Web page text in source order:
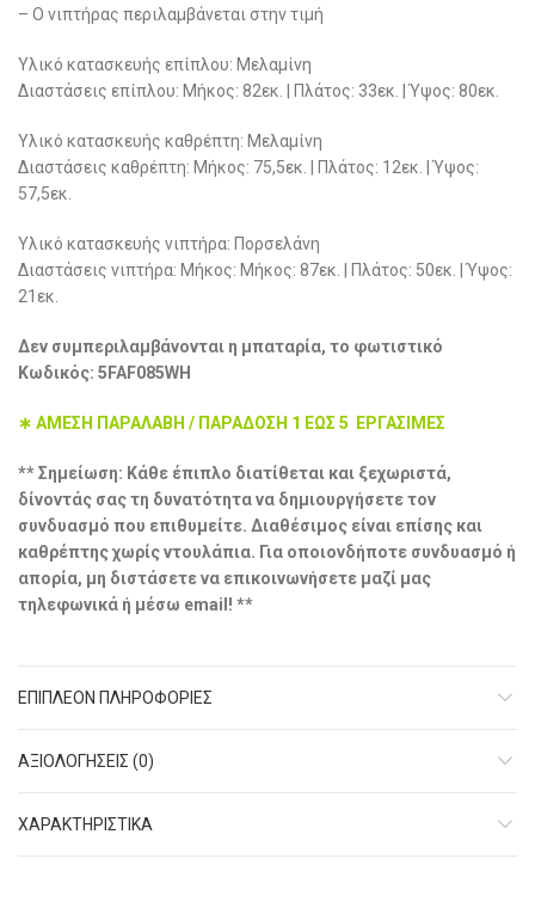
– Ο νιπτήρας περιλαμβάνεται στην τιμή
Yλικό κατασκευής επίπλου: Μελαμίνη
Διαστάσεις επίπλου: Μήκος: 82εκ. | Πλάτος: 33εκ. | Ύψος: 80εκ.
Yλικό κατασκευής καθρέπτη: Μελαμίνη
Διαστάσεις καθρέπτη: Μήκος: 75,5εκ. | Πλάτος: 12εκ. | Ύψος:
57,5εκ.
Υλικό κατασκευής νιπτήρα: Πορσελάνη
Διαστάσεις νιπτήρα: Μήκος: Μήκος: 87εκ. | Πλάτος: 50εκ. | Ύψος:
21εκ.
Δεν συμπεριλαμβάνονται η μπαταρία, το φωτιστικό
Κωδικός: 5FAF085WH
∗ ΑΜΕΣΗ ΠΑΡΑΛΑΒΗ / ΠΑΡΑΔΟΣΗ 1 ΕΩΣ 5 ΕΡΓΑΣΙΜΕΣ
** Σημείωση: Κάθε έπιπλο διατίθεται και ξεχωριστά,
δίνοντάς σας τη δυνατότητα να δημιουργήσετε τον
συνδυασμό που επιθυμείτε. Διαθέσιμος είναι επίσης και
καθρέπτης χωρίς ντουλάπια. Για οποιονδήποτε συνδυασμό ή
απορία, μη διστάσετε να επικοινωνήσετε μαζί μας
τηλεφωνικά ή μέσω email! **
ΕΠΙΠΛΈΟΝ ΠΛΗΡΟΦΟΡΊΕΣ
ΑΞΙΟΛΟΓΉΣΕΙΣ (0)
ΧΑΡΑΚΤHΡΙΣΤΙΚΑ